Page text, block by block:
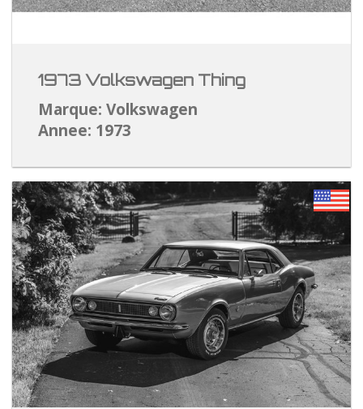
1973 Volkswagen Thing
Marque: Volkswagen
Annee: 1973